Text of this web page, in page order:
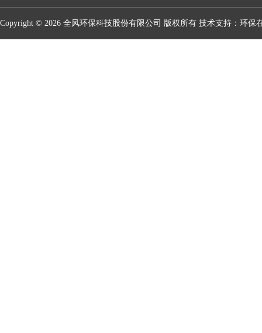
Copyright © 2026 全风环保科技股份有限公司 版权所有 技术支持： 环保